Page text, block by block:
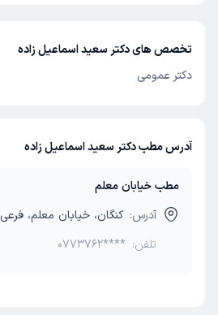
تخصص های دکتر سعید اسماعیل زاده
دکتر عمومی
آدرس مطب دکتر سعید اسماعیل زاده
مطب خیابان معلم
آدرس: کنگان، خیابان معلم، فرعی 11
تلفن: 0773762****